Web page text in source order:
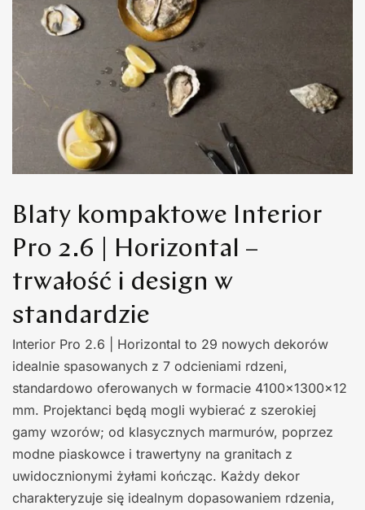
Blaty kompaktowe Interior
Pro 2.6 | Horizontal –
trwałość i design w
standardzie
Interior Pro 2.6 | Horizontal to 29 nowych dekorów
idealnie spasowanych z 7 odcieniami rdzeni,
standardowo oferowanych w formacie 4100x1300x12
mm. Projektanci będą mogli wybierać z szerokiej
gamy wzorów; od klasycznych marmurów, poprzez
modne piaskowce i trawertyny na granitach z
uwidocznionymi żyłami kończąc. Każdy dekor
charakteryzuje się idealnym dopasowaniem rdzenia,